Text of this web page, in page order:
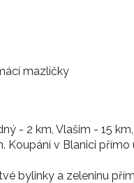
mazlíčky
- 2 km, Vlašim - 15
Koupání v Blanici
bylinky a zeleninu